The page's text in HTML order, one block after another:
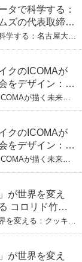
タで科学する：
ズの代表取締役
む健康の未来
学する：名古屋大発
クのICOMAが
をデザイン：株
生駒崇光
、「トイボック
が描く未来
クのICOMAが
をデザイン：株
生駒崇光
ザイナーの軌
が描く未来
が世界を変え
コロリド竹内
のため。愛と
を変える：クッキー
が世界を変え